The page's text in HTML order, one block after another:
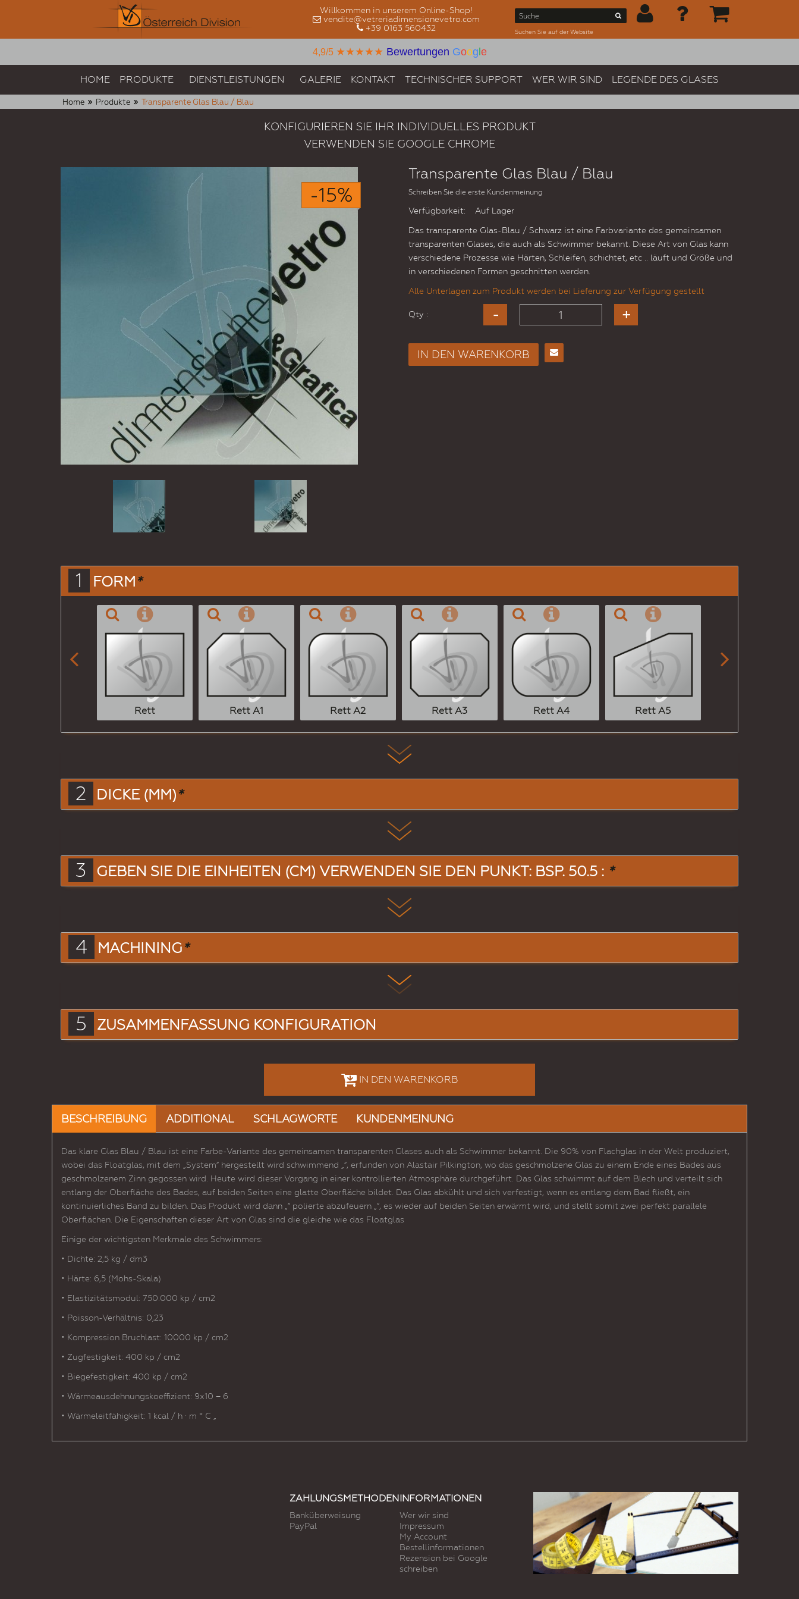
Willkommen in unserem Online-Shop!
vendite@vetreriadimensionevetro.com
+39 0163 560432
Suchen Sie auf der Website
4,9/5 ★★★★★ Bewertungen Goog e
HOME PRODUKTE DIENSTLEISTUNGEN GALERIE KONTAKT TECHNISCHER SUPPORT WER WIR SIND LEGENDE DES GLASES
Home Produkte Transparente Glas Blau / Blau
KONFIGURIEREN SIE IHR INDIVIDUELLES PRODUKT
VERWENDEN SIE GOOGLE CHROME
-15%
Transparente Glas Blau / Blau
Schreiben Sie die erste Kundenmeinung
Verfügbarkeit: Auf Lager
Das transparente Glas-Blau / Schwarz ist eine Farbvariante des gemeinsamen
transparenten Glases, die auch als Schwimmer bekannt. Diese Art von Glas kann
verschiedene Prozesse wie Härten, Schleifen, schichtet, etc .. läuft und Größe und
in verschiedenen Formen geschnitten werden.
Alle Unterlagen zum Produkt werden bei Lieferung zur Verfügung gestellt
Qty :
IN DEN WARENKORB
1 FORM*
Rett Rett A1 Rett A2 Rett A3 Rett A4 Rett A5
 
2 DICKE (MM)*
3 GEBEN SIE DIE EINHEITEN (CM) VERWENDEN SIE DEN PUNKT: BSP. 50.5 : *
4 MACHINING*
5 ZUSAMMENFASSUNG KONFIGURATION
IN DEN WARENKORB
BESCHREIBUNG ADDITIONAL SCHLAGWORTE KUNDENMEINUNG
Das klare Glas Blau / Blau ist eine Farbe-Variante des gemeinsamen transparenten Glases auch als Schwimmer bekannt. Die 90% von Flachglas in der Welt produziert,
wobei das Floatglas, mit dem „System“ hergestellt wird schwimmend „“, erfunden von Alastair Pilkington, wo das geschmolzene Glas zu einem Ende eines Bades aus
geschmolzenem Zinn gegossen wird. Heute wird dieser Vorgang in einer kontrollierten Atmosphäre durchgeführt. Das Glas schwimmt auf dem Blech und verteilt sich
entlang der Oberfläche des Bades, auf beiden Seiten eine glatte Oberfläche bildet. Das Glas abkühlt und sich verfestigt, wenn es entlang dem Bad fließt, ein
kontinuierliches Band zu bilden. Das Produkt wird dann „“ polierte abzufeuern „“, es wieder auf beiden Seiten erwärmt wird, und stellt somit zwei perfekt parallele
Oberflächen. Die Eigenschaften dieser Art von Glas sind die gleiche wie das Floatglas
Einige der wichtigsten Merkmale des Schwimmers:
• Dichte: 2,5 kg / dm3
• Härte: 6,5 (Mohs-Skala)
• Elastizitätsmodul: 750.000 kp / cm2
• Poisson-Verhältnis: 0,23
• Kompression Bruchlast: 10000 kp / cm2
• Zugfestigkeit: 400 kp / cm2
• Biegefestigkeit: 400 kp / cm2
• Wärmeausdehnungskoeffizient: 9x10 − 6
• Wärmeleitfähigkeit: 1 kcal / h · m ° C „
ZAHLUNGSMETHODEN
Banküberweisung
PayPal
INFORMATIONEN
Wer wir sind
Impressum
My Account
Bestellinformationen
Rezension bei Google
schreiben